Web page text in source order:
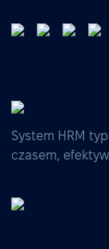
System HRM
czasem,